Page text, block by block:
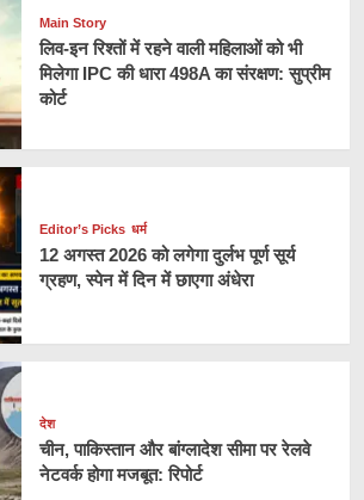
Main Story
लिव-इन रिश्तों में रहने वाली महिलाओं को भी
मिलेगा IPC की धारा 498A का संरक्षण: सुप्रीम
कोर्ट
Editor’s Picks धर्म
12 अगस्त 2026 को लगेगा दुर्लभ पूर्ण सूर्य
ग्रहण, स्पेन में दिन में छाएगा अंधेरा
देश
चीन, पाकिस्तान और बांग्लादेश सीमा पर रेलवे
नेटवर्क होगा मजबूत: रिपोर्ट